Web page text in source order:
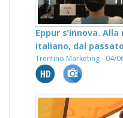
Eppur s’innova.
italiano, dal
Trentino Marketing - 04/